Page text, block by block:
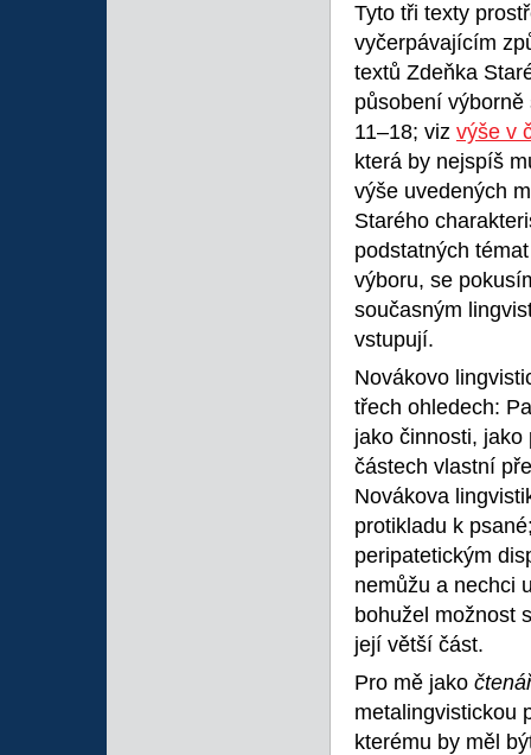
Tyto tři texty
vyčerpávajícím
textů Zdeňka
působení
11–18; viz výše v
která by nejspíš
výše uvedených
Starého
podstatných
výboru, se
současným
vstupují.
Novákovo
třech ohledech:
jako činnosti,
částech vlastní
Novákova
protikladu k
peripatetickým
nemůžu a nechci
bohužel možnost
její větší část.
Pro mě jako
metalingvistickou
kterému by měl